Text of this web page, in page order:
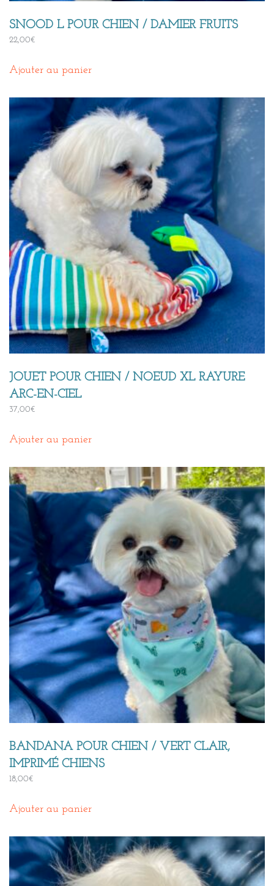
SNOOD L POUR CHIEN / DAMIER FRUITS
22,00€
Ajouter au panier
JOUET POUR CHIEN / NOEUD XL RAYURE
ARC-EN-CIEL
37,00€
Ajouter au panier
BANDANA POUR CHIEN / VERT CLAIR,
IMPRIMÉ CHIENS
18,00€
Ajouter au panier